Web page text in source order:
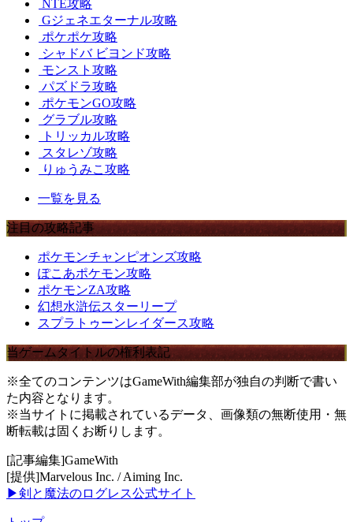
NTE攻略
Gジェネエターナル攻略
ポケポケ攻略
シャドバ ビヨンド攻略
モンスト攻略
パズドラ攻略
ポケモンGO攻略
グラブル攻略
トリッカル攻略
スタレゾ攻略
りゅうみこ攻略
一覧を見る
注目の攻略記事
ポケモンチャンピオンズ攻略
ぽこあポケモン攻略
ポケモンZA攻略
幻想水滸伝スターリープ
スプラトゥーンレイダース攻略
当ゲームタイトルの権利表記
※全てのコンテンツはGameWith編集部が独自の判断で書い
た内容となります。
※当サイトに掲載されているデータ、画像類の無断使用・無
断転載は固くお断りします。
[記事編集]GameWith
[提供]Marvelous Inc. / Aiming Inc.
▶剣と魔法のログレス公式サイト